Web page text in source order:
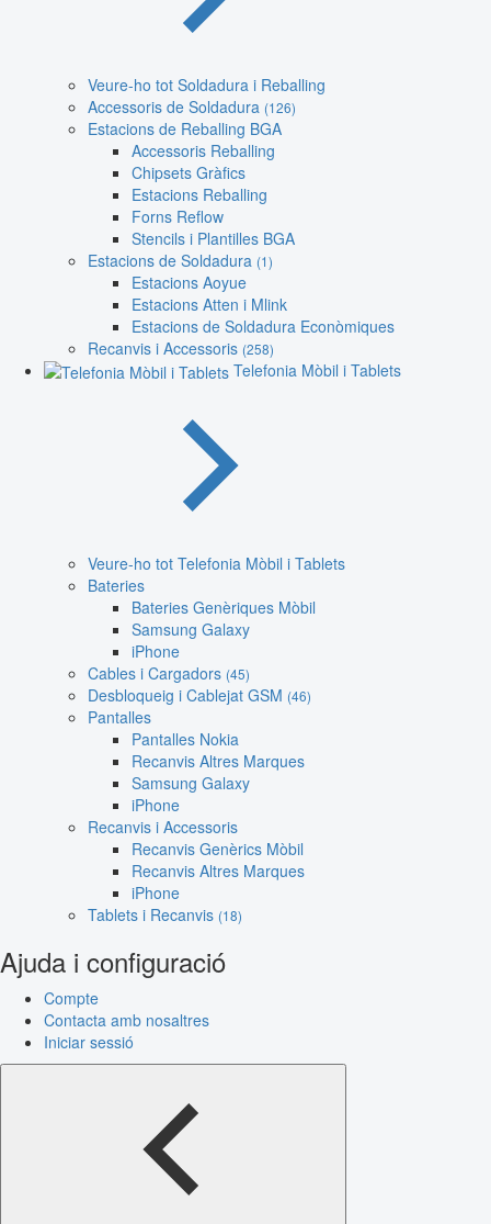
Veure-ho tot Soldadura i Reballing
Accessoris de Soldadura (126)
Estacions de Reballing BGA
Accessoris Reballing
Chipsets Gràfics
Estacions Reballing
Forns Reflow
Stencils i Plantilles BGA
Estacions de Soldadura (1)
Estacions Aoyue
Estacions Atten i Mlink
Estacions de Soldadura Econòmiques
Recanvis i Accessoris (258)
Telefonia Mòbil i Tablets
Veure-ho tot Telefonia Mòbil i Tablets
Bateries
Bateries Genèriques Mòbil
Samsung Galaxy
iPhone
Cables i Cargadors (45)
Desbloqueig i Cablejat GSM (46)
Pantalles
Pantalles Nokia
Recanvis Altres Marques
Samsung Galaxy
iPhone
Recanvis i Accessoris
Recanvis Genèrics Mòbil
Recanvis Altres Marques
iPhone
Tablets i Recanvis (18)
Ajuda i configuració
Compte
Contacta amb nosaltres
Iniciar sessió